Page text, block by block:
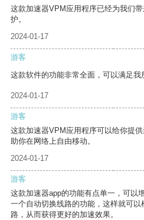
这款加速器VPM应用程序已经为我们
护。
2024-01-17
游客
这款软件的功能非常全面，可以满足我
2024-01-17
游客
这款加速器VPM应用程序可以给你提
助你在网络上自由移动。
2024-01-17
游客
这款加速器app的功能有点单一，可以
一个自动切换线路的功能，这样就可
路，从而获得更好的加速效果。